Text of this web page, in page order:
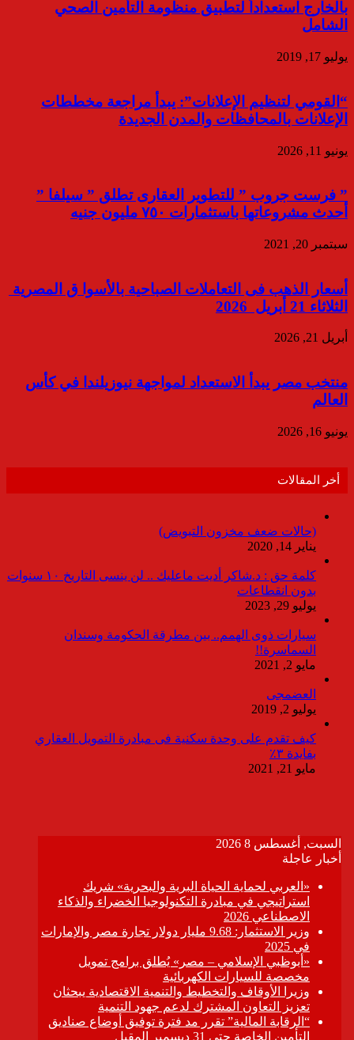
بالخارج استعداداً لتطبيق منظومة التأمين الصحي
الشامل
يوليو 17, 2019
“القومي لتنظيم الإعلانات”: يبدأ مراجعة مخططات
الإعلانات بالمحافظات والمدن الجديدة
يونيو 11, 2026
” فرست جروب ” للتطوير العقارى تطلق ” سيلفا ”
أحدث مشروعاتها باستثمارات ٧٥٠ مليون جنيه
سبتمبر 20, 2021
أسعار الذهب فى التعاملات الصباحية بالأسوا ق المصرية
الثلاثاء 21 أبريل 2026
أبريل 21, 2026
منتخب مصر يبدأ الاستعداد لمواجهة نيوزيلندا في كأس
العالم
يونيو 16, 2026
أخر المقالات
(حالات ضعف مخزون التبويض)
يناير 14, 2020
كلمة حق : د.شاكر أديت ماعليك .. لن ينسى التاريخ ١٠ سنوات
بدون انقطاعات
يوليو 29, 2023
سيارات ذوى الهمم.. بين مطرقة الحكومة وسندان
السماسرة!!
مايو 2, 2021
العضمجى
يوليو 2, 2019
كيف تقدم على وحدة سكنية فى مبادرة التمويل العقاري
بفايدة ٣٪
مايو 21, 2021